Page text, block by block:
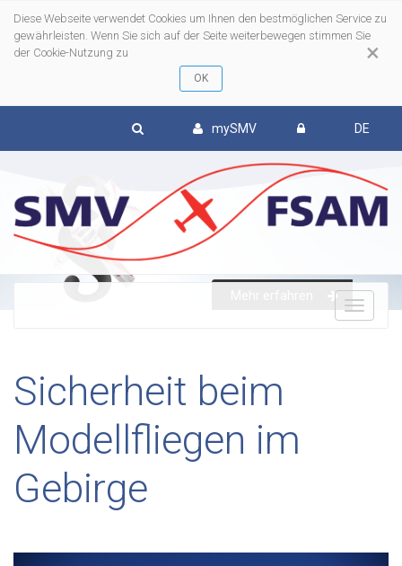
×
Diese Webseite verwendet Cookies um Ihnen den bestmöglichen Service zu
gewährleisten. Wenn Sie sich auf der Seite weiterbewegen stimmen Sie
der Cookie-Nutzung zu
mySMV DE
Sicherheit beim
Modellfliegen im
Gebirge